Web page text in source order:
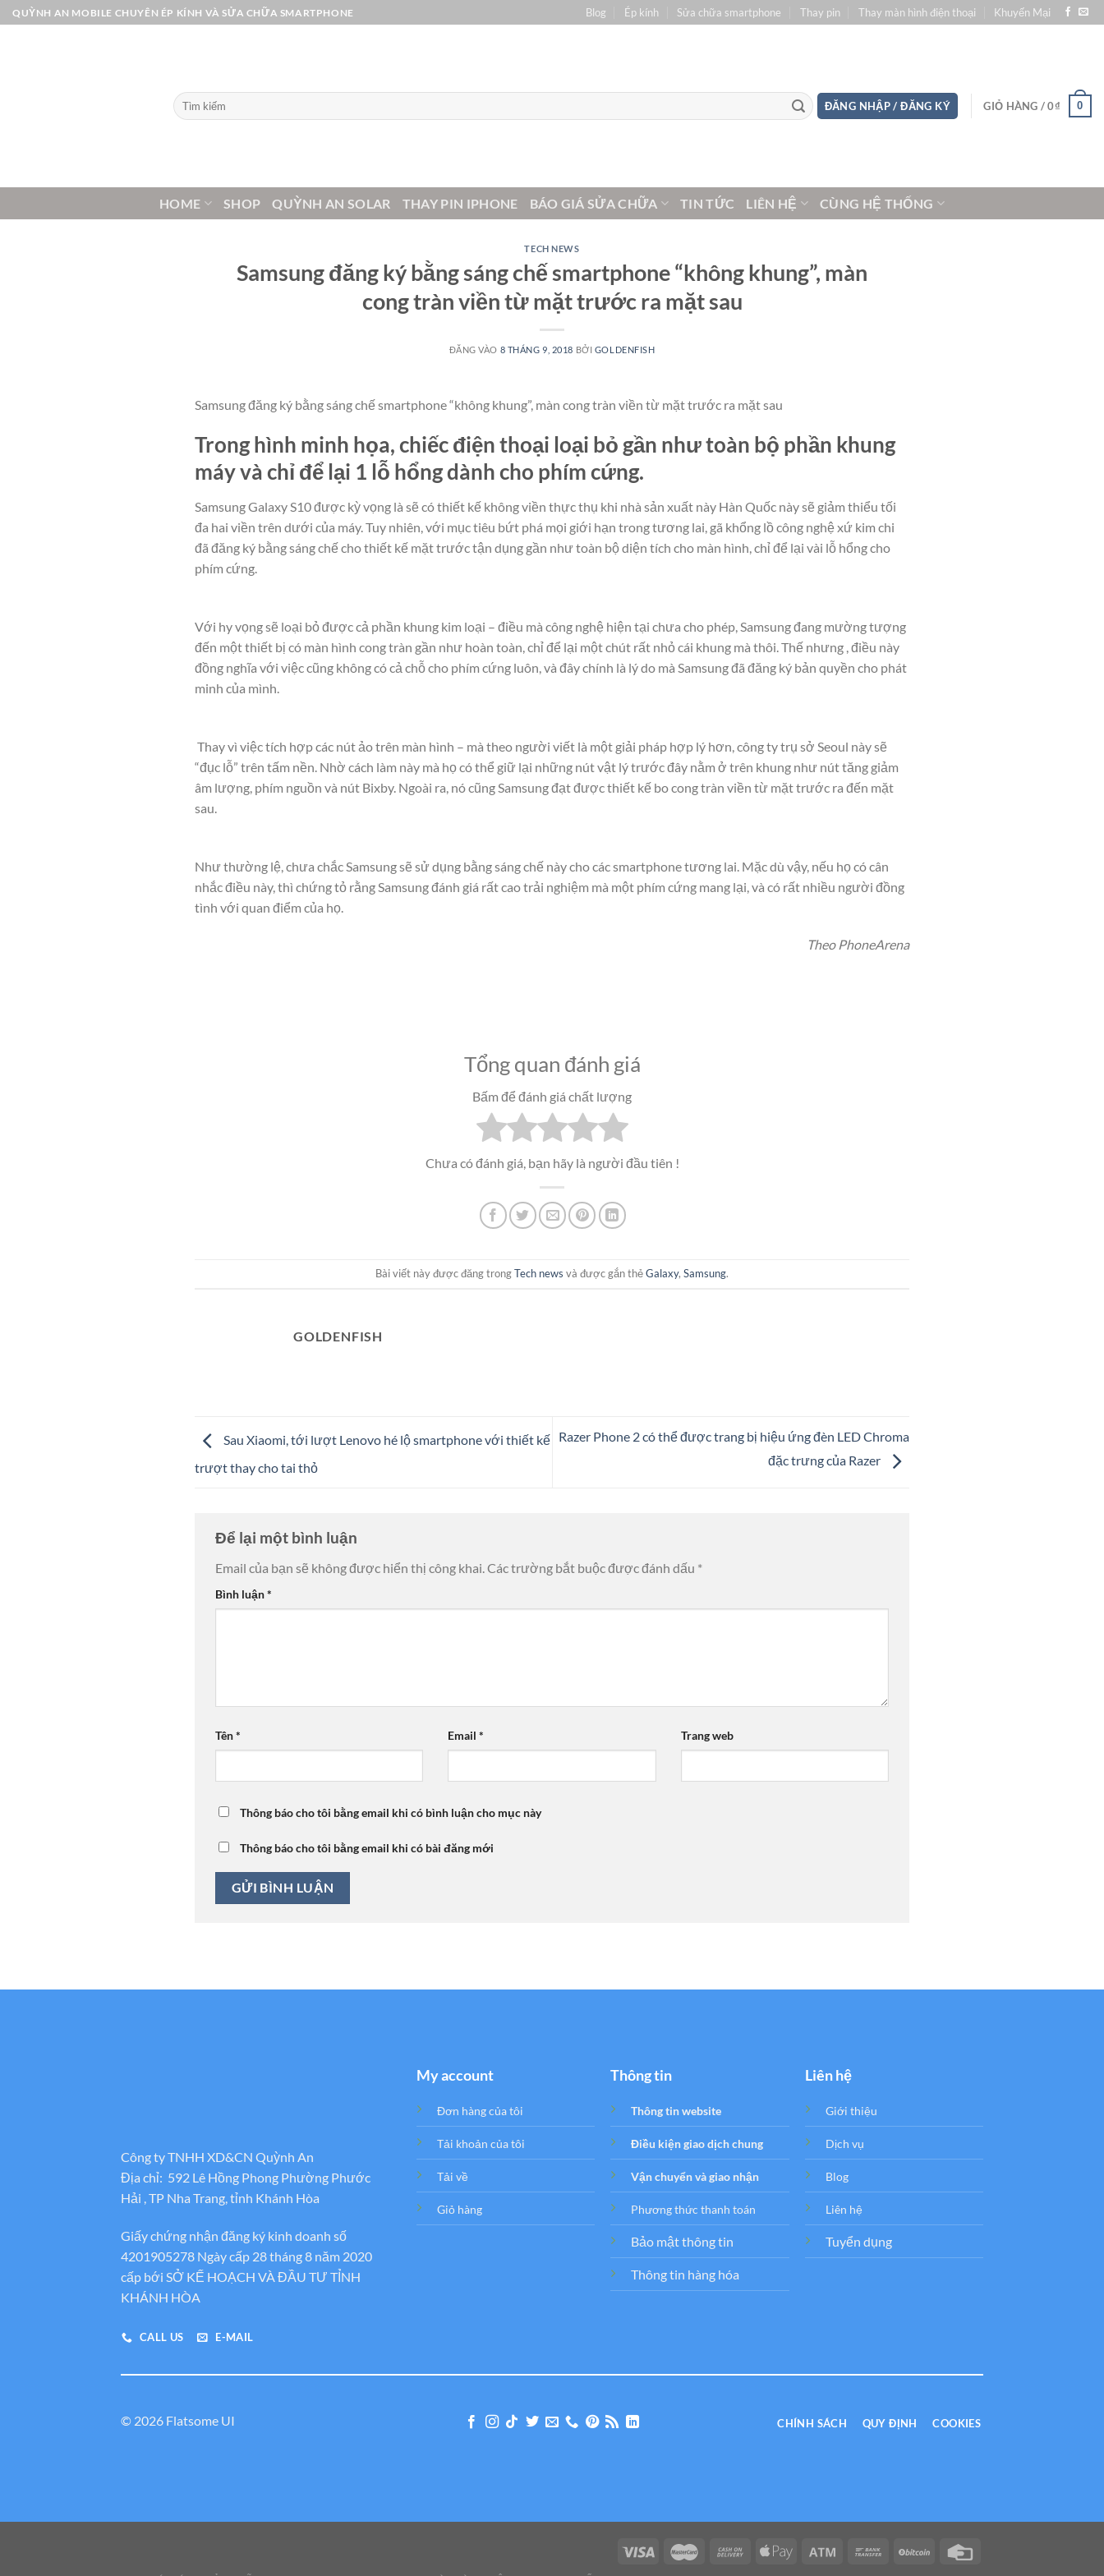
Bỏ
qua
QUỲNH AN MOBILE CHUYÊN ÉP KÍNH VÀ SỬA CHỮA SMARTPHONE Blog Ép kính Sửa chữa smartphone Thay pin Thay màn hình điện thoại Khuyến Mại
Tìm
kiếm:
ĐĂNG NHẬP / ĐĂNG KÝ GIỎ HÀNG /0₫ 0
HOME SHOP QUỲNH AN SOLAR THAY PIN IPHONE BÁO GIÁ SỬA CHỮA TIN TỨC LIÊN HỆ CÙNG HỆ THỐNG
TECH NEWS
Samsung đăng ký bằng sáng chế smartphone “không khung”, màn
cong tràn viền từ mặt trước ra mặt sau
ĐĂNG VÀO 8 THÁNG 9, 2018 BỞI GOLDENFISH
Samsung đăng ký bằng sáng chế smartphone “không khung”, màn cong tràn viền từ mặt trước ra mặt sau
Trong hình minh họa, chiếc điện thoại loại bỏ gần như toàn bộ phần khung
máy và chỉ để lại 1 lỗ hổng dành cho phím cứng.
Samsung Galaxy S10 được kỳ vọng là sẽ có thiết kế không viền thực thụ khi nhà sản xuất này Hàn Quốc này sẽ giảm thiểu tối
đa hai viền trên dưới của máy. Tuy nhiên, với mục tiêu bứt phá mọi giới hạn trong tương lai, gã khổng lồ công nghệ xứ kim chi
đã đăng ký bằng sáng chế cho thiết kế mặt trước tận dụng gần như toàn bộ diện tích cho màn hình, chỉ để lại vài lỗ hổng cho
phím cứng.
Với hy vọng sẽ loại bỏ được cả phần khung kim loại – điều mà công nghệ hiện tại chưa cho phép, Samsung đang mường tượng
đến một thiết bị có màn hình cong tràn gần như hoàn toàn, chỉ để lại một chút rất nhỏ cái khung mà thôi. Thế nhưng , điều này
đồng nghĩa với việc cũng không có cả chỗ cho phím cứng luôn, và đây chính là lý do mà Samsung đã đăng ký bản quyền cho phát
minh của mình.
Thay vì việc tích hợp các nút ảo trên màn hình – mà theo người viết là một giải pháp hợp lý hơn, công ty trụ sở Seoul này sẽ
“đục lỗ” trên tấm nền. Nhờ cách làm này mà họ có thể giữ lại những nút vật lý trước đây nằm ở trên khung như nút tăng giảm
âm lượng, phím nguồn và nút Bixby. Ngoài ra, nó cũng Samsung đạt được thiết kế bo cong tràn viền từ mặt trước ra đến mặt
sau.
Như thường lệ, chưa chắc Samsung sẽ sử dụng bằng sáng chế này cho các smartphone tương lai. Mặc dù vậy, nếu họ có cân
nhắc điều này, thì chứng tỏ rằng Samsung đánh giá rất cao trải nghiệm mà một phím cứng mang lại, và có rất nhiều người đồng
tình với quan điểm của họ.
Theo PhoneArena
Tổng quan đánh giá
Bấm để đánh giá chất lượng
Chưa có đánh giá, bạn hãy là người đầu tiên !
Bài viết này được đăng trongTech news và được gắn thẻGalaxy, Samsung.
GOLDENFISH
Sau Xiaomi, tới lượt Lenovo hé lộ smartphone với thiết kế
trượt thay cho tai thỏ
Razer Phone 2 có thể được trang bị hiệu ứng đèn LED Chroma
đặc trưng của Razer
Để lại một bình luận
Email của bạn sẽ không được hiển thị công khai.Các trường bắt buộc được đánh dấu *
Bình luận*
Tên* Email* Trang web
Thông báo cho tôi bằng email khi có bình luận cho mục này
Thông báo cho tôi bằng email khi có bài đăng mới
Công ty TNHH XD&CN Quỳnh An
Địa chỉ: 592 Lê Hồng Phong Phường Phước
Hải , TP Nha Trang, tỉnh Khánh Hòa
Giấy chứng nhận đăng ký kinh doanh số
4201905278 Ngày cấp 28 tháng 8 năm 2020
cấp bới SỞ KẾ HOẠCH VÀ ĐẦU TƯ TỈNH
KHÁNH HÒA
CALL US E-MAIL
My account
Đơn hàng của tôi
Tải khoản của tôi
Tải về
Giỏ hàng
Thông tin
Thông tin website
Điều kiện giao dịch chung
Vận chuyển và giao nhận
Phương thức thanh toán
Bảo mật thông tin
Thông tin hàng hóa
Liên hệ
Giới thiệu
Dịch vụ
Blog
Liên hệ
Tuyển dụng
© 2026 Flatsome UI CHÍNH SÁCH QUY ĐỊNH COOKIES